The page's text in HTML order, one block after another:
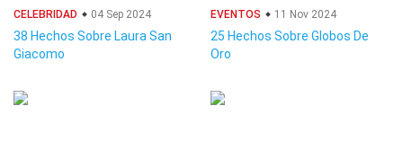
CELEBRIDAD 04 Sep 2024
38 Hechos Sobre Laura San
Giacomo
EVENTOS 11 Nov 2024
25 Hechos Sobre Globos De
Oro